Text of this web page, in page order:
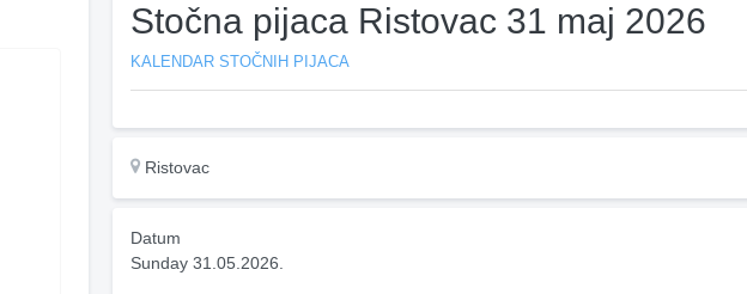
Stočna pijaca Ristovac 31 maj 2026
KALENDAR STOČNIH PIJACA
Ristovac
Datum
Sunday 31.05.2026.